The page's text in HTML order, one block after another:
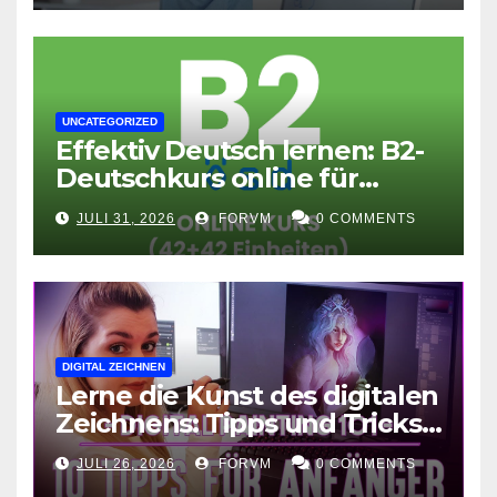
UNCATEGORIZED
Effektiv Deutsch lernen: B2-
Deutschkurs online für
Fortgeschrittene
JULI 31, 2026 FORVM 0 COMMENTS
DIGITAL ZEICHNEN
Lerne die Kunst des digitalen
Zeichnens: Tipps und Tricks
für kreative Ausdruckskunst
JULI 26, 2026 FORVM 0 COMMENTS